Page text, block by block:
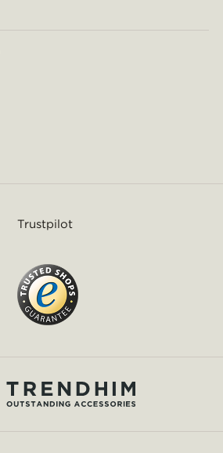
Trustpilot